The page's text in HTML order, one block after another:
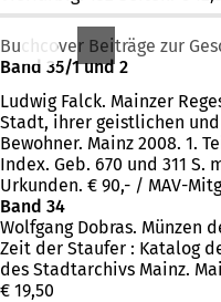
Buchcover Beiträge zur
Band 35/1 und 2
Ludwig Falck. Mainzer
Stadt, ihrer geistlichen
Bewohner. Mainz 2008. 1.
Index. Geb. 670 und 311
Urkunden. € 90,- / MAV-
Band 34
Wolfgang Dobras. Münzen
Zeit der Staufer : Katalog
des Stadtarchivs Mainz.
€ 19,50